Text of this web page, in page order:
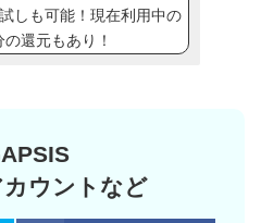
しも可能！現在利用中の
還元もあり！
ウントなど